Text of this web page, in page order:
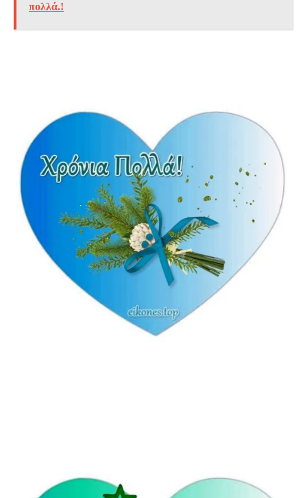
πολλά.!